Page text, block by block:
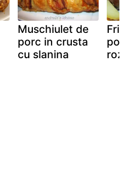
Muschiulet de
porc in crusta
cu slanina